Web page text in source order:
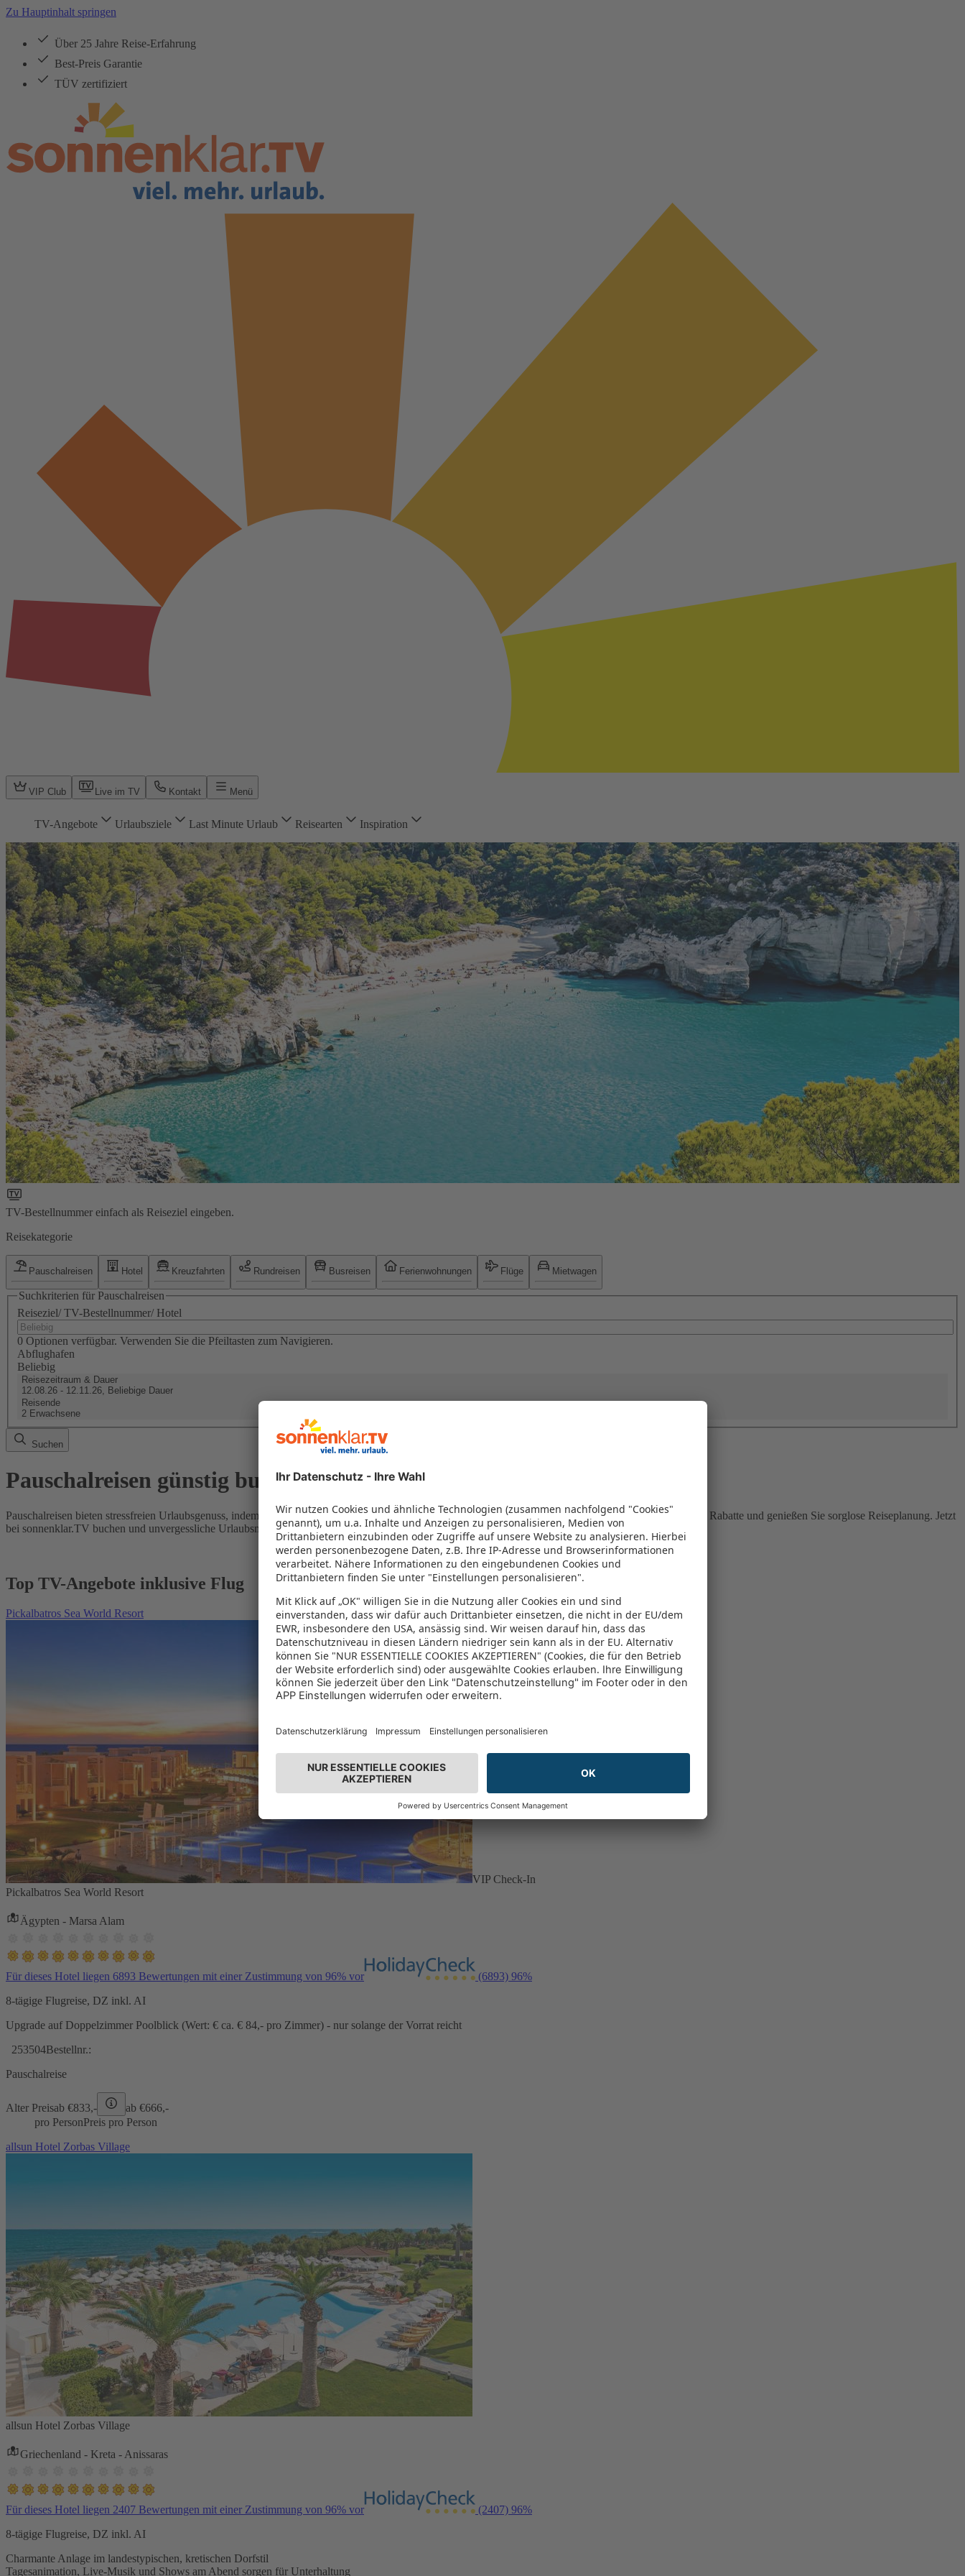
Zu Hauptinhalt springen
Über 25 Jahre Reise-Erfahrung
Best-Preis Garantie
TÜV zertifiziert
VIP Club Live im TV Kontakt Menü
TV-Angebote Urlaubsziele Last Minute Urlaub Reisearten Inspiration
TV-Bestellnummer einfach als Reiseziel eingeben.
Reisekategorie
Pauschalreisen Hotel Kreuzfahrten Rundreisen Busreisen Ferienwohnungen Flüge Mietwagen
Suchkriterien für Pauschalreisen
Reiseziel/ TV-Bestellnummer/ Hotel
0 Optionen verfügbar. Verwenden Sie die Pfeiltasten zum Navigieren.
Abflughafen
Beliebig
Reisezeitraum & Dauer
12.08.26 - 12.11.26, Beliebige Dauer
Reisende
2 Erwachsene
Suchen
Pauschalreisen günstig buchen
Pauschalreisen bieten stressfreien Urlaubsgenuss, indem Flug und Hotel in einem Paket kombiniert werden – das spart Zeit und Geld. Nutzen Sie attraktive Rabatte und genießen Sie sorglose Reiseplanung. Jetzt
bei sonnenklar.TV buchen und unvergessliche Urlaubsmomente erleben!
Top TV-Angebote inklusive Flug
Pickalbatros Sea World Resort
VIP Check-In
Pickalbatros Sea World Resort
Ägypten - Marsa Alam
Für dieses Hotel liegen 6893 Bewertungen mit einer Zustimmung von 96% vor (6893) 96%
8-tägige Flugreise, DZ inkl. AI
Upgrade auf Doppelzimmer Poolblick (Wert: € ca. € 84,- pro Zimmer) - nur solange der Vorrat reicht
253504Bestellnr.:
Pauschalreise
Alter Preisab €833,- ab €666,-
pro PersonPreis pro Person
allsun Hotel Zorbas Village
allsun Hotel Zorbas Village
Griechenland - Kreta - Anissaras
Für dieses Hotel liegen 2407 Bewertungen mit einer Zustimmung von 96% vor (2407) 96%
8-tägige Flugreise, DZ inkl. AI
Charmante Anlage im landestypischen, kretischen Dorfstil
Tagesanimation, Live-Musik und Shows am Abend sorgen für Unterhaltung